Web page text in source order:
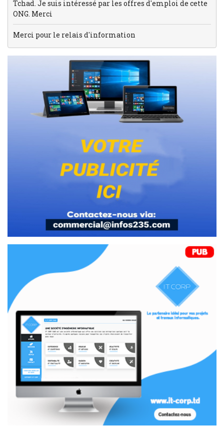
Tchad. Je suis intéressé par les offres d'emploi de cette
ONG. Merci
Merci pour le relais d'information